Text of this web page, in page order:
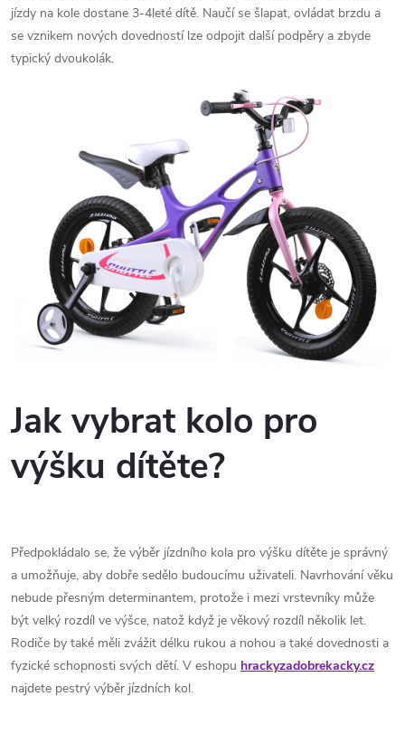
jízdy na kole dostane 3-4leté dítě. Naučí se šlapat, ovládat brzdu a
se vznikem nových dovedností lze odpojit další podpěry a zbyde
typický dvoukolák.
Jak vybrat kolo pro
výšku dítěte?
Předpokládalo se, že výběr jízdního kola pro výšku dítěte je správný
a umožňuje, aby dobře sedělo budoucímu uživateli. Navrhování věku
nebude přesným determinantem, protože i mezi vrstevníky může
být velký rozdíl ve výšce, natož když je věkový rozdíl několik let.
Rodiče by také měli zvážit délku rukou a nohou a také dovednosti a
fyzické schopnosti svých dětí. V eshopu hrackyzadobrekacky.cz
najdete pestrý výběr jízdních kol.